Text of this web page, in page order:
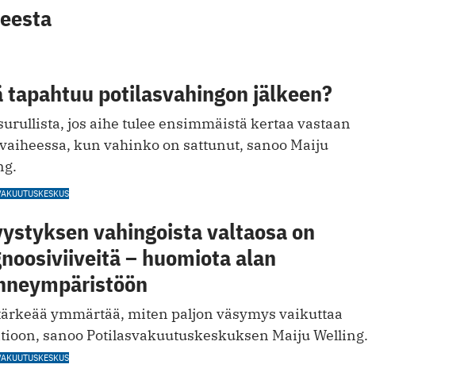
tapahtuu potilasvahingon jälkeen?
jos aihe tulee ensimmäistä kertaa vastaan
kun vahinko on sattunut, sanoo Maiju
vahingoista valtaosa on
– huomiota alan
ymmärtää, miten paljon väsymys vaikuttaa
sanoo Potilasvakuutuskeskuksen Maiju Welling.